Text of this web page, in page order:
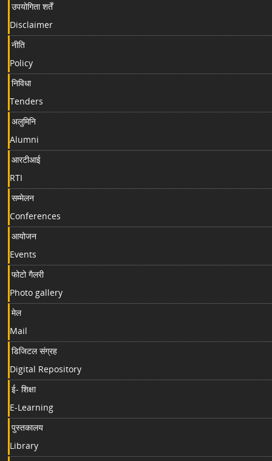
उपयोगिता शर्तें
Disclaimer
नीति
Policy
निविधा
Tenders
अलुमिनि
Alumni
आरटीआई
RTI
सम्मेलन
Conferences
आयोजन
Events
फोटो गैलरी
Photo gallery
मेल
Mail
डिजिटल संग्रह
Digital Repository
ई- शिक्षा
E-Learning
पुस्तकालय
Library